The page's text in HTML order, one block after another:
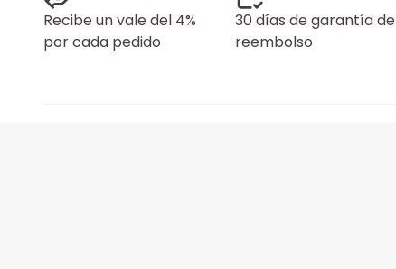
Recibe un vale del 4%
por cada pedido
30 días de garantía de
reembolso